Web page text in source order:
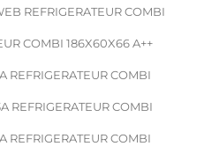
REFRIGERATEUR COMBI
COMBI 186X60X66 A++
REFRIGERATEUR COMBI
REFRIGERATEUR COMBI
REFRIGERATEUR COMBI